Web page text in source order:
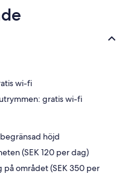
wi-fi
gratis wi-fi
höjd
(SEK 120 per dag)
området (SEK 350 per